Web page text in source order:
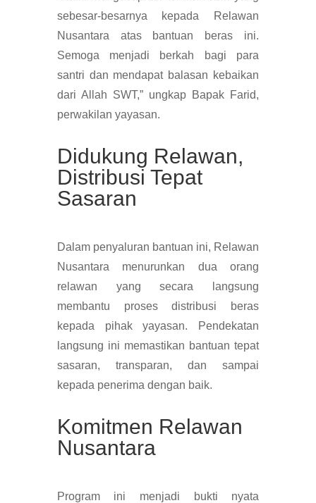
sebesar-besarnya kepada Relawan
Nusantara atas bantuan beras ini.
Semoga menjadi berkah bagi para
santri dan mendapat balasan kebaikan
dari Allah SWT,” ungkap Bapak Farid,
perwakilan yayasan.
Didukung Relawan,
Distribusi Tepat
Sasaran
Dalam penyaluran bantuan ini, Relawan
Nusantara menurunkan dua orang
relawan yang secara langsung
membantu proses distribusi beras
kepada pihak yayasan. Pendekatan
langsung ini memastikan bantuan tepat
sasaran, transparan, dan sampai
kepada penerima dengan baik.
Komitmen Relawan
Nusantara
Program ini menjadi bukti nyata